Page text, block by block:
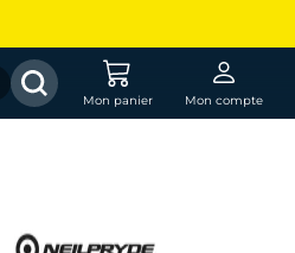
Mon panier Mon compte